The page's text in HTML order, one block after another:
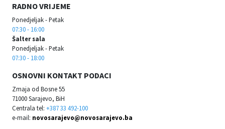
RADNO VRIJEME
Ponedjeljak - Petak
07:30 - 16:00
Šalter sala
Ponedjeljak - Petak
07:30 - 18:00
OSNOVNI KONTAKT PODACI
Zmaja od Bosne 55
71000 Sarajevo, BiH
Centrala tel: +387 33 492-100
e-mail: novosarajevo@novosarajevo.ba